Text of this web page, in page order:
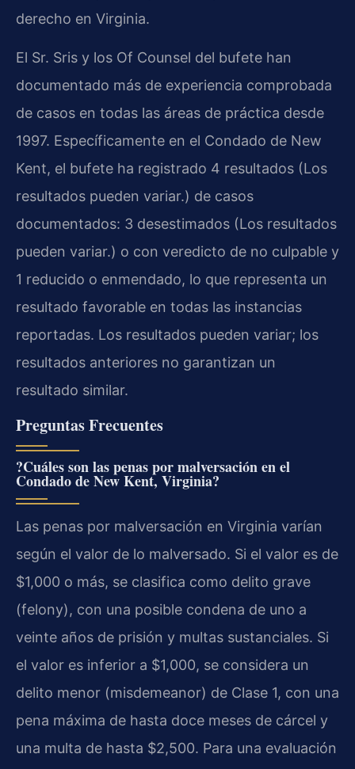
derecho en Virginia.
El Sr. Sris y los Of Counsel del bufete han
documentado más de experiencia comprobada
de casos en todas las áreas de práctica desde
1997. Específicamente en el Condado de New
Kent, el bufete ha registrado 4 resultados (Los
resultados pueden variar.) de casos
documentados: 3 desestimados (Los resultados
pueden variar.) o con veredicto de no culpable y
1 reducido o enmendado, lo que representa un
resultado favorable en todas las instancias
reportadas. Los resultados pueden variar; los
resultados anteriores no garantizan un
resultado similar.
Preguntas Frecuentes
?Cuáles son las penas por malversación en el
Condado de New Kent, Virginia?
Las penas por malversación en Virginia varían
según el valor de lo malversado. Si el valor es de
$1,000 o más, se clasifica como delito grave
(felony), con una posible condena de uno a
veinte años de prisión y multas sustanciales. Si
el valor es inferior a $1,000, se considera un
delito menor (misdemeanor) de Clase 1, con una
pena máxima de hasta doce meses de cárcel y
una multa de hasta $2,500. Para una evaluación